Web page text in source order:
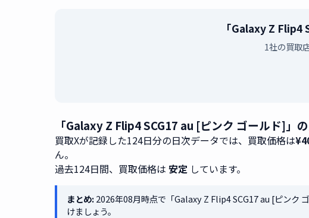
「Galaxy Z
1社の買取
「Galaxy Z Flip4 SCG17 au [ピンク ゴールド]」
買取Xが記録した124日分の日次データでは、買取価格は
ん。
過去124日間、買取価格は 安定 しています。
まとめ:2026年08月時点で「Galaxy Z Flip4 SCG17 au [ピンク
けましょう。